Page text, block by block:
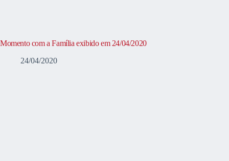
Momento com a Família exibido em 24/04/2020
24/04/2020